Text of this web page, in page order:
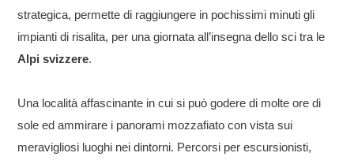
strategica, permette di raggiungere in pochissimi minuti gli
impianti di risalita, per una giornata all’insegna dello sci tra le
Alpi svizzere.
Una località affascinante in cui si può godere di molte ore di
sole ed ammirare i panorami mozzafiato con vista sui
meravigliosi luoghi nei dintorni. Percorsi per escursionisti,